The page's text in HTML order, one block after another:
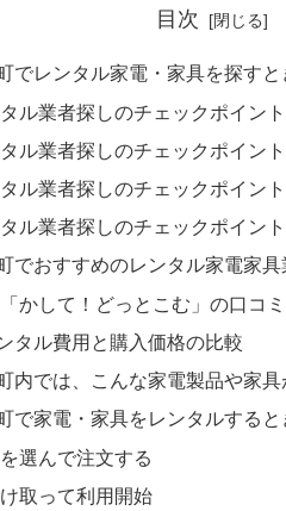
目次
でレンタル家電・家具を探すと
ル業者探しのチェックポイン
ル業者探しのチェックポイン
ル業者探しのチェックポイン
ル業者探しのチェックポイン
でおすすめのレンタル家電家具
かして！どっとこむ」の口コミ
タル費用と購入価格の比較
内では、こんな家電製品や家
で家電・家具をレンタルする
選んで注文する
取って利用開始